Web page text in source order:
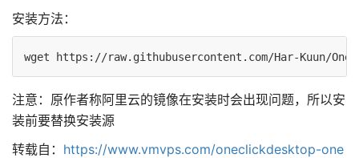
安装方法：
注意：原作者称阿里云的镜像在安装时会出现问题，所以安
装前要替换安装源
转载自： https://www.vmvps.com/oneclickdesktop-one